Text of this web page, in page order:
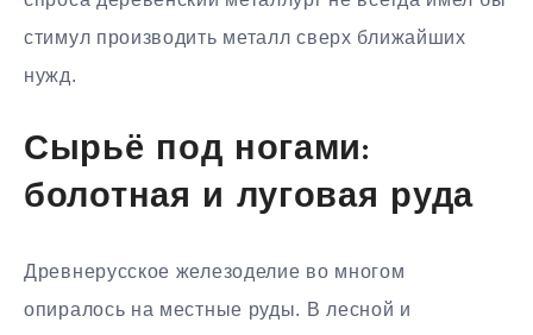
стимул производить металл сверх ближайших
нужд.
Сырьё под ногами:
болотная и луговая руда
Древнерусское железоделие во многом
опиралось на местные руды. В лесной и